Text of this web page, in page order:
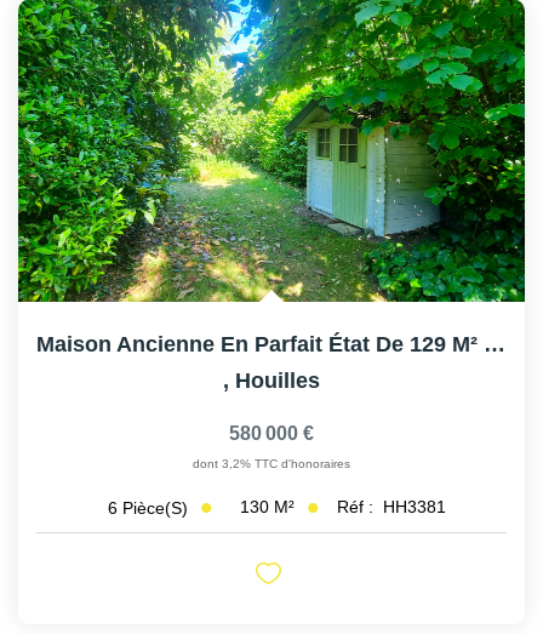
Maison Ancienne En Parfait État De 129 M² Sur Terrain De...
, Houilles
580 000 €
dont 3,2% TTC d'honoraires
6 Pièce(s) 130 M² Réf : HH3381